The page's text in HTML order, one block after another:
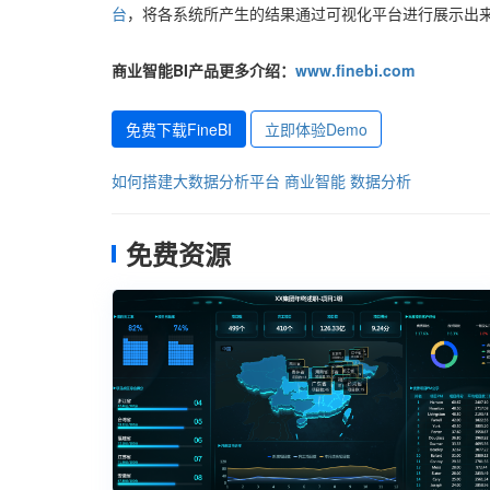
台，将各系统所产生的结果通过可视化平台进行展示出
商业智能BI产品更多介绍： www.finebi.com
免费下载FineBI 立即体验Demo
如何搭建大数据分析平台 商业智能 数据分析
免费资源